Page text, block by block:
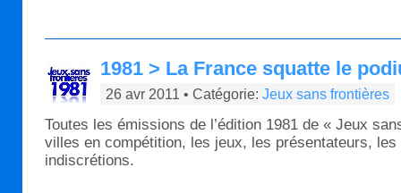
1981 > La France squatte le
26 avr 2011 • Catégorie: Jeux sans frontières
Toutes les émissions de l’édition 1981 de « Jeux
villes en compétition, les jeux, les présentateurs,
indiscrétions.